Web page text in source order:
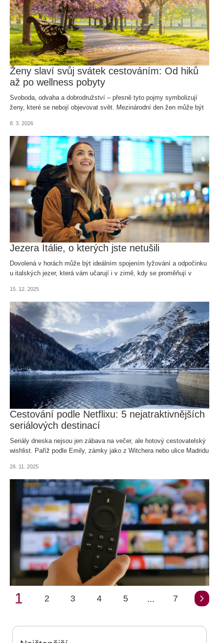
Ženy slaví svůj svátek cestováním: Od hiků
až po wellness pobyty
Svoboda, odvaha a dobrodružství – přesně tyto pojmy symbolizují
ženy, které se nebojí objevovat svět. Mezinárodní den žen může být
si letenky do destinace, kterou byste už rády přetavily z travel bucket
listu do skutečných zážitků.
8. 3. 2026
Jezera Itálie, o kterých jste netušili
Dovolená v horách může být ideálním spojením lyžování a odpočinku
u italských jezer, která vám učarují i v zimě, kdy se proměňují v
15. 12. 2025
Cestování podle Netflixu: 5 nejatraktivnějších
seriálových destinací
Seriály dneska nejsou jen zábava na večer, ale hotový cestovatelský
wishlist. Paříž podle Emily, zámky jako z Witchera nebo ulice Madridu
turismu, kde Netflix určuje, kam vyrazit na dovolenou. Následujících 5
seriálových lokací je teď v kurzu.
26. 11. 2025
1 2 3 4 5 7